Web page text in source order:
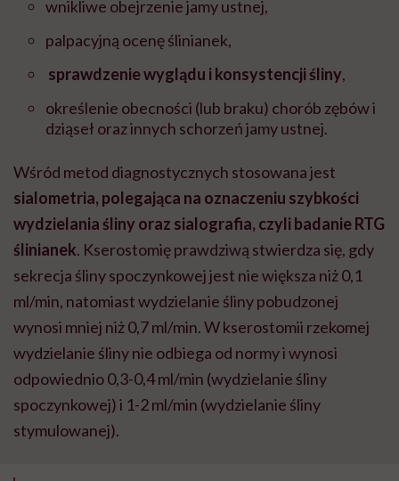
wnikliwe obejrzenie jamy ustnej,
palpacyjną ocenę ślinianek,
sprawdzenie wyglądu i konsystencji śliny,
określenie obecności (lub braku) chorób zębów i
dziąseł oraz innych schorzeń jamy ustnej.
Wśród metod diagnostycznych stosowana jest
sialometria, polegająca na oznaczeniu szybkości
wydzielania śliny oraz sialografia, czyli badanie RTG
ślinianek. Kserostomię prawdziwą stwierdza się, gdy
sekrecja śliny spoczynkowej jest nie większa niż 0,1
ml/min, natomiast wydzielanie śliny pobudzonej
wynosi mniej niż 0,7 ml/min. W kserostomii rzekomej
wydzielanie śliny nie odbiega od normy i wynosi
odpowiednio 0,3-0,4 ml/min (wydzielanie śliny
spoczynkowej) i 1-2 ml/min (wydzielanie śliny
stymulowanej).